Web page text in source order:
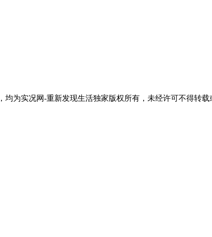
为实况网-重新发现生活独家版权所有，未经许可不得转